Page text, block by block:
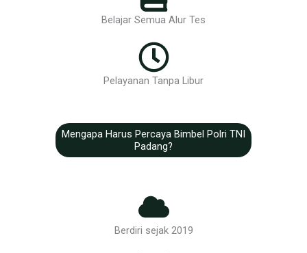
Belajar Semua Alur Tes
Pelayanan Tanpa Libur
Mengapa Harus Percaya Bimbel Polri TNI
Padang?
Berdiri sejak 2019